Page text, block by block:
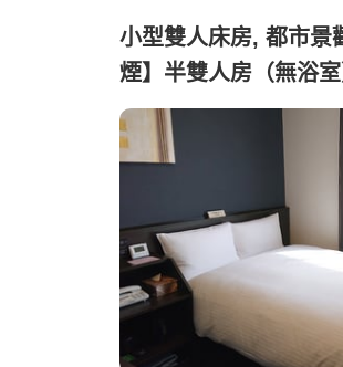
小型雙人床房, 都市景
煙】半雙人房（無浴